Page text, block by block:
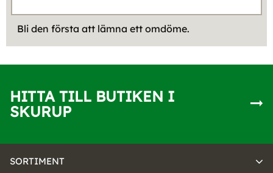
Bli den första att lämna ett omdöme.
HITTA TILL BUTIKEN I
SKURUP
SORTIMENT